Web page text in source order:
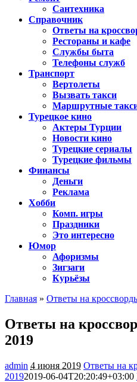
Сантехника
Справочник
Ответы на
Рестораны и кафе
Службы быта
Телефоны служб
Транспорт
Вертолеты
Вызвать такси
Маршрутные
Турецкое кино
Актеры Турции
Новости кино
Турецкие сериалы
Турецкие фильмы
Финансы
Деньги
Реклама
Хобби
Комп. игры
Праздники
Это интересно
Юмор
Афоризмы
Зигзаги
Курьёзы
Главная » Ответы на
Ответы на
2019
admin 4 июня 2019 Ответы на
20192019-06-04T20:20:49+03:00